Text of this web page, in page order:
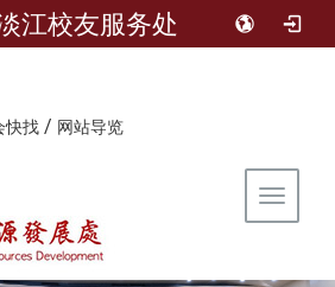
江校友服务处
快找 / 网站导览
Toggle